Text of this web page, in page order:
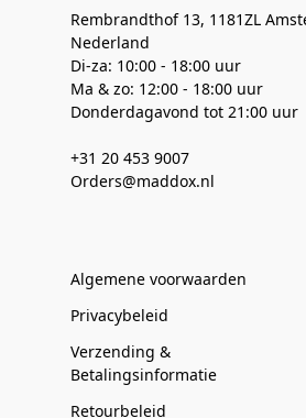
Rembrandthof 13, 1181ZL
Nederland
Di-za: 10:00 - 18:00 uur
Ma & zo: 12:00 - 18:00 uur
Donderdagavond tot 21:00 uur
+31 20 453 9007
Orders@maddox.nl
Algemene voorwaarden
Privacybeleid
Verzending &
Betalingsinformatie
Retourbeleid